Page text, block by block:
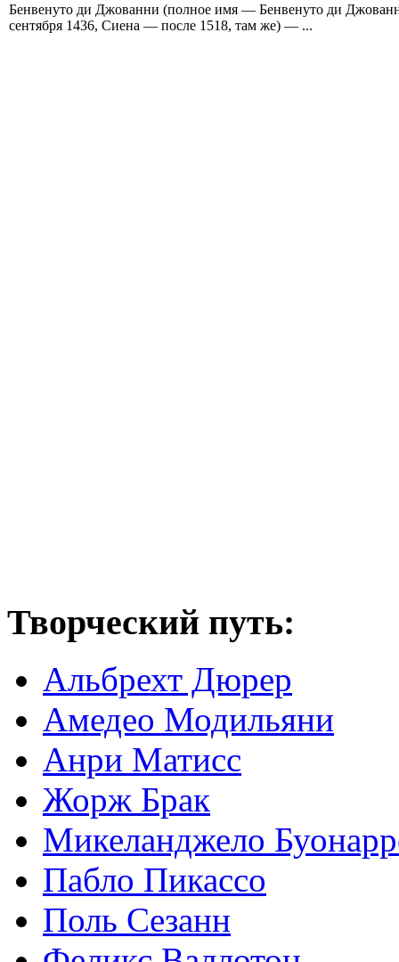
Бенвенуто ди Джованни (полное имя — Бенвенуто ди
сентября 1436, Сиена — после 1518, там же) — ...
Творческий путь:
Альбрехт Дюрер
Амедео Модильяни
Анри Матисс
Жорж Брак
Микеланджело
Пабло Пикассо
Поль Сезанн